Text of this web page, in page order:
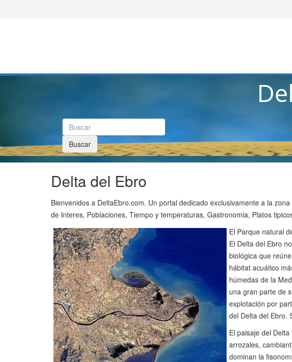
Buscar
Delta del Ebro
Bienvenidos a DeltaEbro.com. Un portal dedicado exclusivamente a la
de Interes, Poblaciones, Tiempo y temperaturas, Gastronomia, Platos
El Parque natural
El Delta del Ebro
biológica que
hábitat acuático
húmedas de la
una gran parte de
explotación por
del Delta del Ebro.
El paisaje del
arrozales,
dominan la